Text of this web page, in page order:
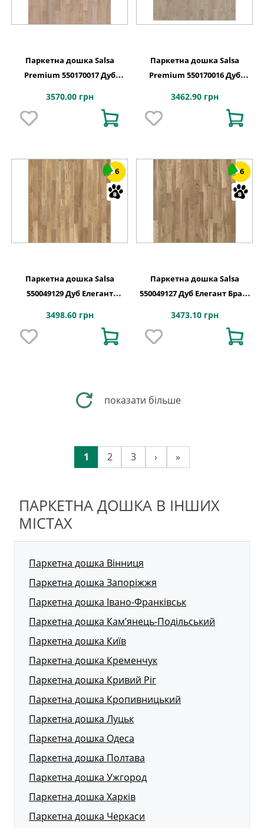
Паркетна дошка Salsa
Premium 550170017 Дуб
3570.00 грн
Паркетна дошка Salsa
Premium 550170016 Дуб
3462.90 грн
6
Паркетна дошка Salsa
550049129 Дуб Елегант
3498.60 грн
6
Паркетна дошка Salsa
550049127 Дуб Елегант Браш
3473.10 грн
показати більше
1 2 3 › »
ПАРКЕТНА ДОШКА В ІНШИХ
МІСТАХ
Паркетна дошка Вінниця
Паркетна дошка Запоріжжя
Паркетна дошка Івано-Франківськ
Паркетна дошка Кам’янець-Подільський
Паркетна дошка Київ
Паркетна дошка Кременчук
Паркетна дошка Кривий Ріг
Паркетна дошка Кропивницький
Паркетна дошка Луцьк
Паркетна дошка Одеса
Паркетна дошка Полтава
Паркетна дошка Ужгород
Паркетна дошка Харків
Паркетна дошка Черкаси